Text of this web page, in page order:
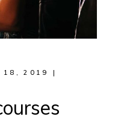
18, 2019